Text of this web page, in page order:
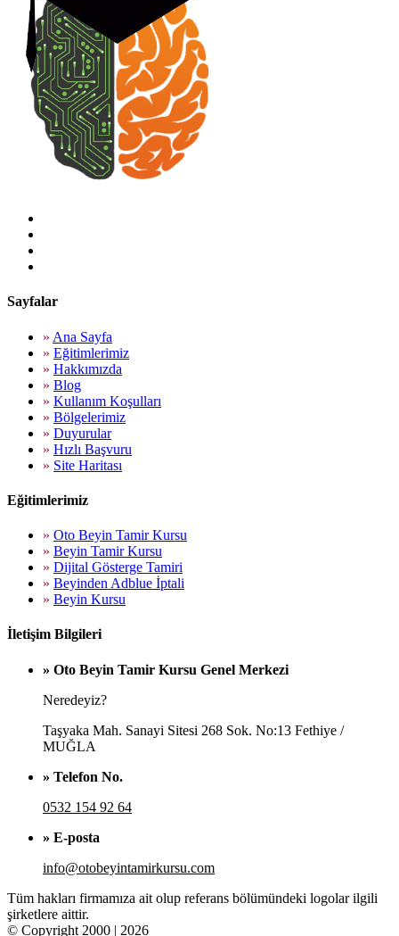
Sayfalar
» Ana Sayfa
» Eğitimlerimiz
» Hakkımızda
» Blog
» Kullanım Koşulları
» Bölgelerimiz
» Duyurular
» Hızlı Başvuru
» Site Haritası
Eğitimlerimiz
» Oto Beyin Tamir Kursu
» Beyin Tamir Kursu
» Dijital Gösterge Tamiri
» Beyinden Adblue İptali
» Beyin Kursu
İletişim Bilgileri
» Oto Beyin Tamir Kursu Genel Merkezi
Neredeyiz?
Taşyaka Mah. Sanayi Sitesi 268 Sok. No:13 Fethiye /
MUĞLA
» Telefon No.
0532 154 92 64
» E-posta
info@otobeyintamirkursu.com
Tüm hakları firmamıza ait olup referans bölümündeki logolar ilgili
şirketlere aittir.
© Copyright 2000 | 2026